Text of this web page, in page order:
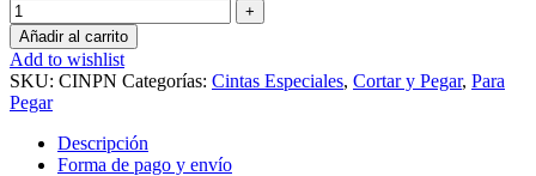
Añadir al carrito
Add to wishlist
SKU: CINPN Categorías: Cintas Especiales, Cortar y Pegar, Para
Pegar
Descripción
Forma de pago y envío